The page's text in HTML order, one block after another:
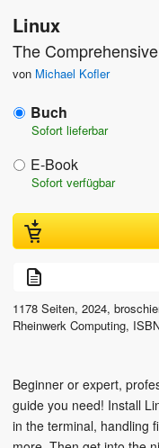
Linux
The
von Michael Kofler
Buch
Sofort lieferbar
E-Book
Sofort verfügbar
1178 Seiten, 2024,
Rheinwerk Computing,
Beginner or expert,
guide you need! Install
in the terminal, handling